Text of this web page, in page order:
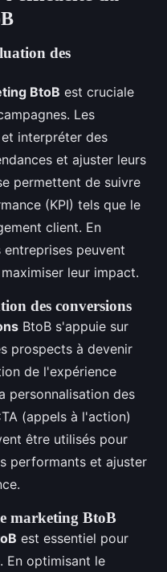
des
BtoB est cruciale
Les
interpréter des
et ajuster leurs
permettent de suivre
(KPI) tels que le
client. En
peuvent
leur impact.
des conversions
BtoB s'appuie sur
prospects à devenir
de l'expérience
personnalisation des
(appels à l'action)
être utilisés pour
performants et ajuster
marketing BtoB
est essentiel pour
En optimisant le